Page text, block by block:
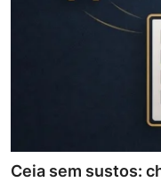
Ceia sem sustos: